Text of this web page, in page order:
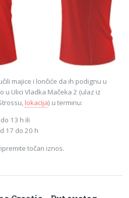
majice i lončiće da ih podignu u
u Ulici Vladka Mačeka 2 (ulaz iz
lokacija) u terminu:
13 h ili
17 do 20 h
točan iznos.